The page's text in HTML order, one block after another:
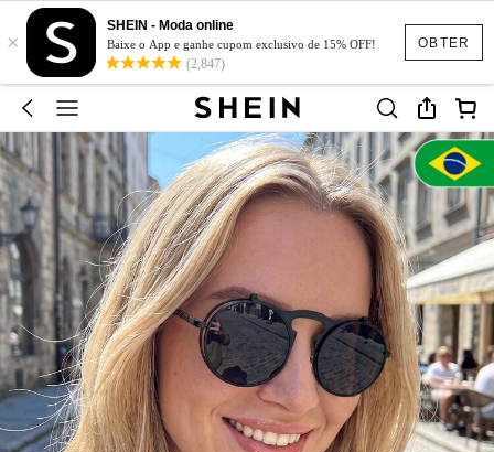
OBTER
×
SHEIN - Moda online
Baixe o App e ganhe cupom exclusivo de 15% OFF!
(2,847)